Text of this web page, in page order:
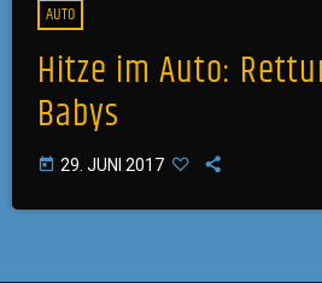
AUTO
Hitze im Auto:
Babys
today 29. JUNI 2017